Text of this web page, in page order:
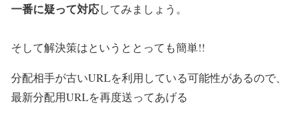
一番に疑って対応してみましょう。
そして解決策はというととっても簡単!!
分配相手が古いURLを利用している可能性があるので、
最新分配用URLを再度送ってあげる